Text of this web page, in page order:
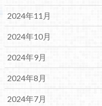
2024年11月
2024年10月
2024年9月
2024年8月
2024年7月